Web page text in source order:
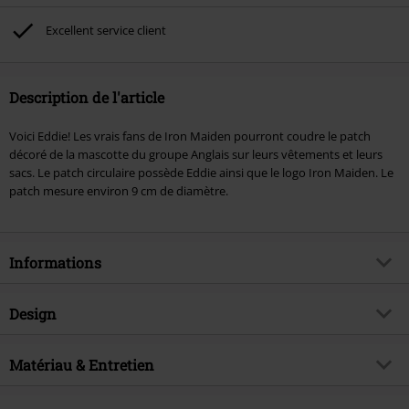
Broilers, Die Ärzte, Die Toten Hosen, Metality, les bons d'achat et les articles
incluant un don.
Excellent service client
Description de l'article
Voici Eddie! Les vrais fans de Iron Maiden pourront coudre le patch
décoré de la mascotte du groupe Anglais sur leurs vêtements et leurs
sacs. Le patch circulaire possède Eddie ainsi que le logo Iron Maiden. Le
patch mesure environ 9 cm de diamètre.
Informations
Article n°.
Genre (musique)
Design
Catégorie de produit
Matériau & Entretien